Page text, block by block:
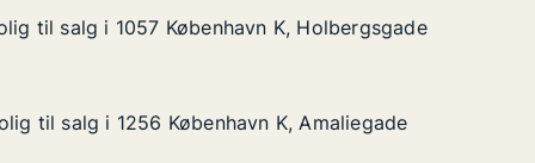
Holbergsgade
1057 København K, Holbergsgade
til salg i 1057 København K, Holbergsgade
til salg i 1057 København K, Holbergsgade
Amaliegade
1256 København K, Amaliegade
til salg i 1256 København K, Amaliegade
til salg i 1256 København K, Amaliegade